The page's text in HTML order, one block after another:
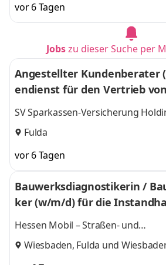
vor 6 Tagen
Jobszu dieser Suche per
Angestellter Kundenberater
endienst für den Vertrieb
n in der Region Fulda und
SV Sparkassen-Versicherung
Fulda
vor 6 Tagen
Bauwerksdiagnostikerin /
ker (w/m/d) für die
nieurbauwerken
Hessen Mobil – Straßen- und
Verkehrsmanagement
Wiesbaden, Fulda und